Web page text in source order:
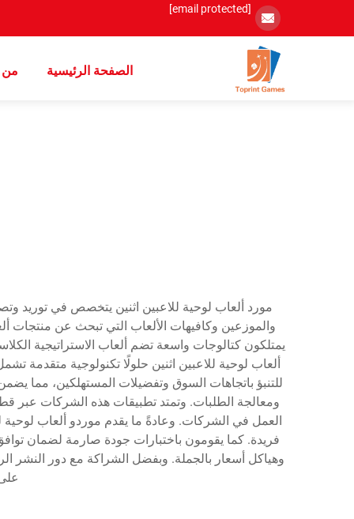
[email protected]
الصفحة الرئيسية من
مورد ألعاب لوحية للاعبين اثنين يتخصص في توريد
والموزعين وكافيهات الألعاب التي تبحث عن منتجات
يمتلكون كتالوجات واسعة تضم ألعاب الاستراتيجية
ألعاب لوحية للاعبين اثنين حلولًا تكنولوجية متقدمة
للتنبؤ باتجاهات السوق وتفضيلات المستهلكين، مما
ومعالجة الطلبات. وتمتد تطبيقات هذه الشركات عبر
العمل في الشركات. وعادةً ما يقدم موردو ألعاب لوحية
فريدة. كما يقومون باختبارات جودة صارمة لضمان
وهياكل أسعار بالجملة. وبفضل الشراكة مع دور النشر